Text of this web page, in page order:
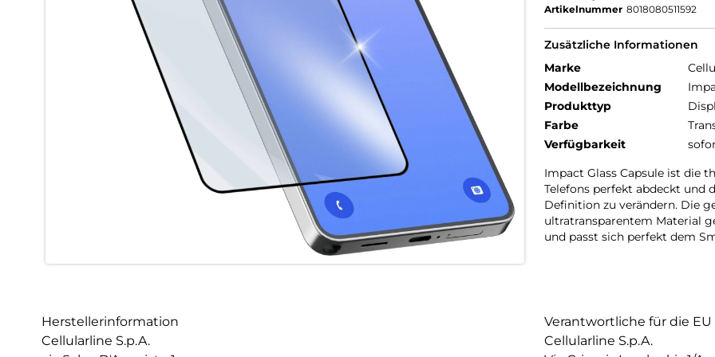
Artikelnummer 8018080511592
Zusätzliche Informationen
Marke
Modellbezeichnung
Produkttyp
Farbe
Verfügbarkeit
Impact Glass Capsule ist die
Telefons perfekt abdeckt und
Definition zu verändern. Die
ultratransparentem Material
und passt sich perfekt dem
Herstellerinformation
Cellularline S.p.A.
Verantwortliche für die EU
Cellularline S.p.A.